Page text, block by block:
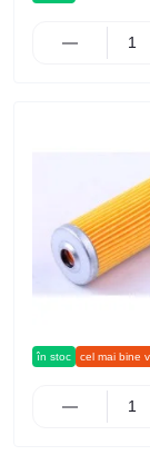
în stoc cel mai bine